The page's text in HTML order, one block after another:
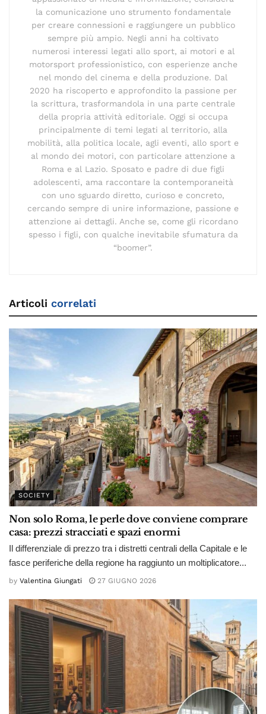
la comunicazione uno strumento fondamentale
per creare connessioni e raggiungere un pubblico
sempre più ampio. Negli anni ha coltivato
numerosi interessi legati allo sport, ai motori e al
motorsport professionistico, con esperienze anche
nel mondo del cinema e della produzione. Dal
2020 ha riscoperto e approfondito la passione per
la scrittura, trasformandola in una parte centrale
della propria attività editoriale. Oggi si occupa
principalmente di temi legati al territorio, alla
mobilità, alla politica locale, agli eventi, allo sport e
al mondo dei motori, con particolare attenzione a
Roma e al Lazio. Sposato e padre di due figli
adolescenti, ama raccontare la contemporaneità
con uno sguardo diretto, curioso e concreto,
cercando sempre di unire informazione, passione e
attenzione ai dettagli. Anche se, come gli ricordano
spesso i figli, con qualche inevitabile sfumatura da
“boomer”.
Articoli correlati
SOCIETY
Non solo Roma, le perle dove conviene comprare
casa: prezzi stracciati e spazi enormi
Il differenziale di prezzo tra i distretti centrali della Capitale e le
fasce periferiche della regione ha raggiunto un moltiplicatore...
by Valentina Giungati 27 GIUGNO 2026